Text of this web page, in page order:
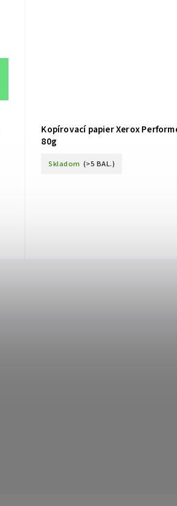
Kopírovací papier Xerox
80g
Skladom (>5 BAL.)